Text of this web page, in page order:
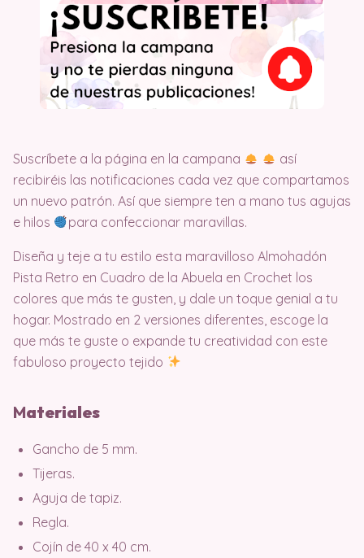
Suscríbete a la página en la campana
así
recibiréis las notificaciones cada vez que compartamos
un nuevo patrón. Así que siempre ten a mano tus agujas
e hilos
para confeccionar maravillas.
Diseña y teje a tu estilo esta maravilloso Almohadón
Pista Retro en Cuadro de la Abuela en Crochet los
colores que más te gusten, y dale un toque genial a tu
hogar. Mostrado en 2 versiones diferentes, escoge la
que más te guste o expande tu creatividad con este
fabuloso proyecto tejido
Materiales
Gancho de 5 mm.
Tijeras.
Aguja de tapiz.
Regla.
Cojín de 40 x 40 cm.